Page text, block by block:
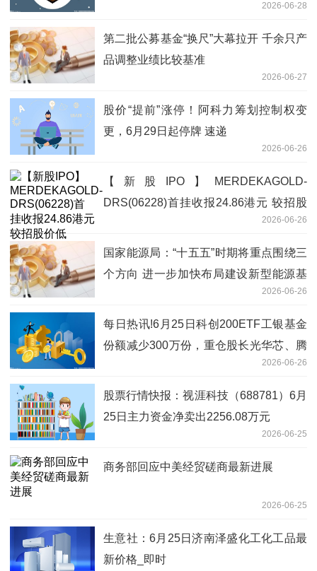
2026-06-28
第二批公募基金“换尺”大幕拉开 千余只产
品调整业绩比较基准
2026-06-27
股价“提前”涨停！阿科力筹划控制权变
更，6月29日起停牌 速递
2026-06-26
【新股IPO】MERDEKAGOLD-
DRS(06228)首挂收报24.86港元 较招股
2026-06-26
国家能源局：“十五五”时期将重点围绕三
个方向 进一步加快布局建设新型能源基
2026-06-26
每日热讯!6月25日科创200ETF工银基金
份额减少300万份，重仓股长光华芯、腾
2026-06-26
股票行情快报：视涯科技（688781）6月
25日主力资金净卖出2256.08万元
2026-06-25
商务部回应中美经贸磋商最新进展
2026-06-25
生意社：6月25日济南泽盛化工化工品最
新价格_即时